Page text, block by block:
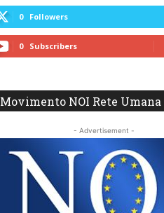
0 Followers
0 Subscribers
Movimento NOI Rete Umana
- Advertisement -